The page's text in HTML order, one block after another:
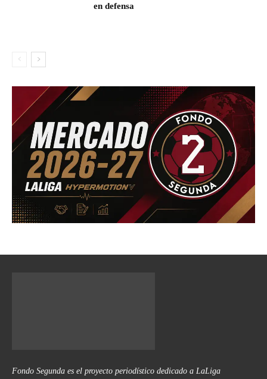
en defensa
Fondo Segunda es el proyecto periodístico dedicado a LaLiga